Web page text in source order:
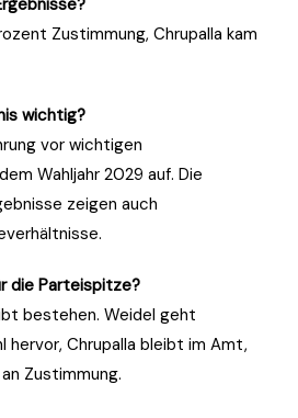
Zustimmung, Chrupalla kam
wichtig?
vor wichtigen
Wahljahr 2029 auf. Die
zeigen auch
die Parteispitze?
bestehen. Weidel geht
hervor, Chrupalla bleibt im Amt,
Zustimmung.